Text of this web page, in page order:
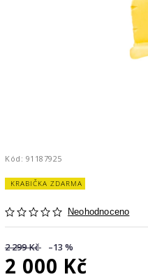
Kód: 91187925
KRABIČKA ZDARMA
Neohodnoceno
2 299 Kč –13 %
2 000 Kč